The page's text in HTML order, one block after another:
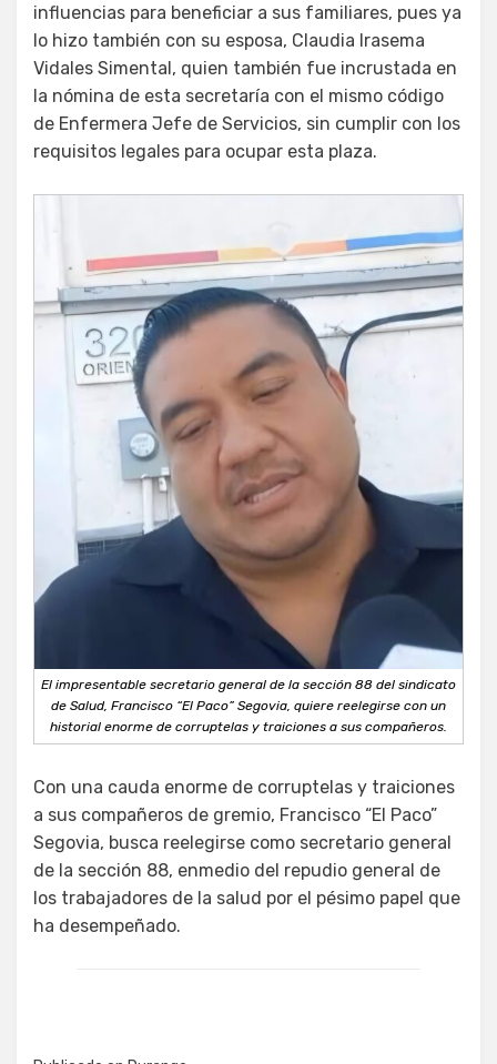
influencias para beneficiar a sus familiares, pues ya
lo hizo también con su esposa, Claudia Irasema
Vidales Simental, quien también fue incrustada en
la nómina de esta secretaría con el mismo código
de Enfermera Jefe de Servicios, sin cumplir con los
requisitos legales para ocupar esta plaza.
El impresentable secretario general de la sección 88 del sindicato
de Salud, Francisco “El Paco” Segovia, quiere reelegirse con un
historial enorme de corruptelas y traiciones a sus compañeros.
Con una cauda enorme de corruptelas y traiciones
a sus compañeros de gremio, Francisco “El Paco”
Segovia, busca reelegirse como secretario general
de la sección 88, enmedio del repudio general de
los trabajadores de la salud por el pésimo papel que
ha desempeñado.